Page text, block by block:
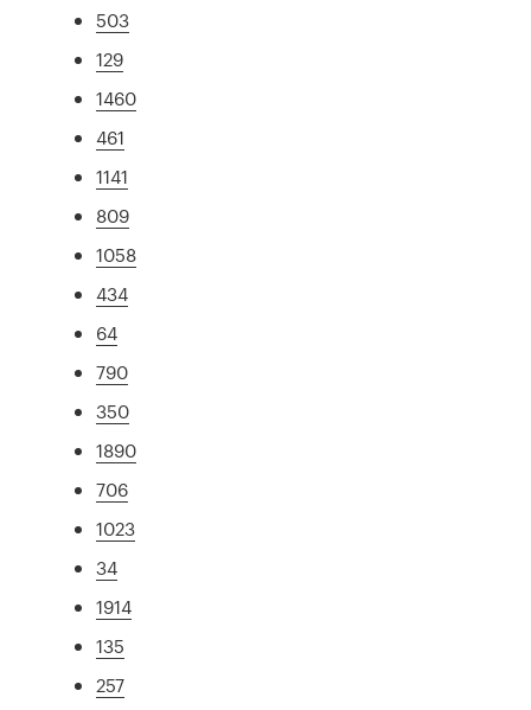
503
129
1460
461
1141
809
1058
434
64
790
350
1890
706
1023
34
1914
135
257